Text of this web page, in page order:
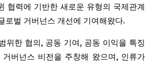
협력에 기반한 새로운 유형의 국제관계
로벌 거버넌스 개선에 기여해왔다.
위한 협의, 공동 기여, 공동 이익을 특징
버넌스 비전을 주창해 왔으며, 인류가